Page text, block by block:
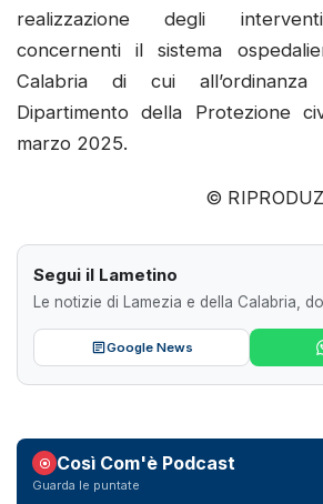
realizzazione degli
concernenti il sistema
Calabria di cui
Dipartimento della Protezione
marzo 2025.
©
Segui il Lametino
Le notizie di Lamezia e della Calabria,
Google News
Così Com'è Podcast
Guarda le puntate